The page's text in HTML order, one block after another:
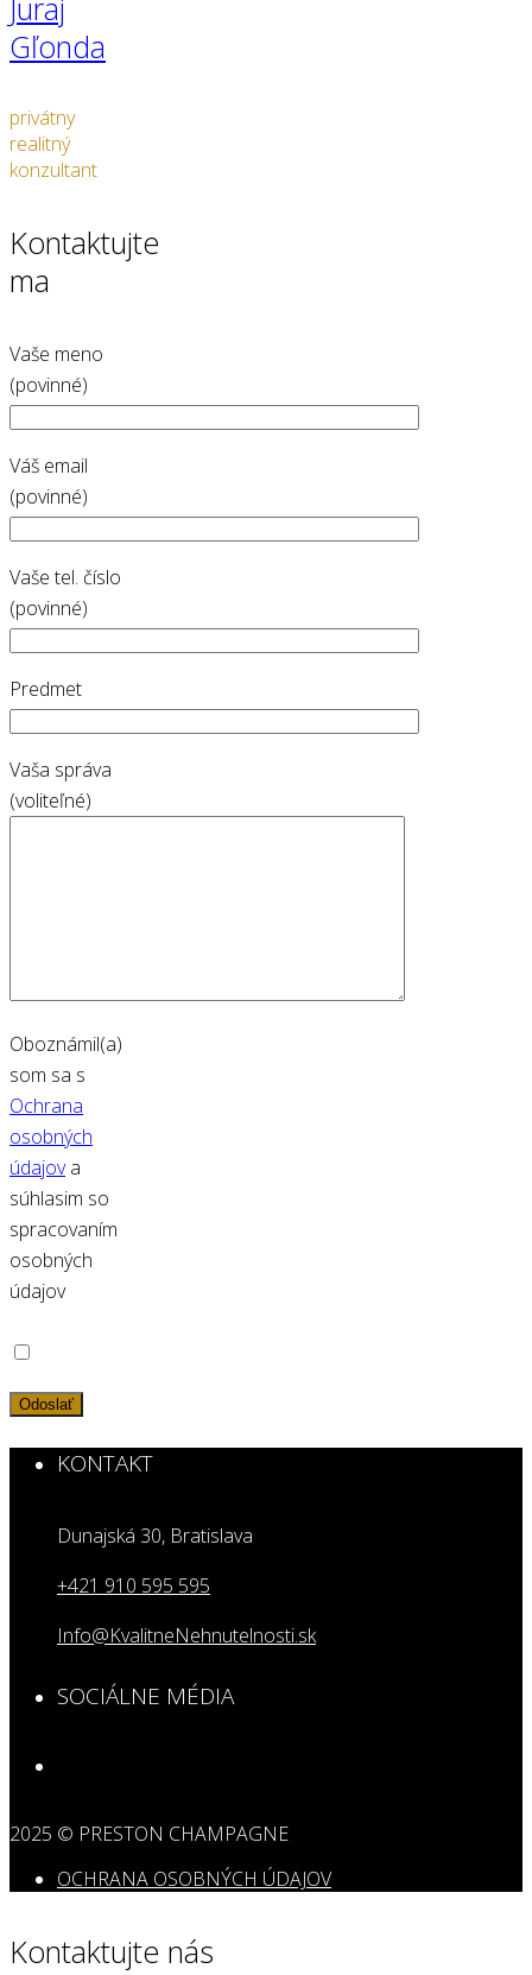
Juraj
Gľonda
privátny
realitný
konzultant
Kontaktujte
ma
Vaše meno
(povinné)
Váš email
(povinné)
Vaše tel. číslo
(povinné)
Predmet
Vaša správa
(voliteľné)
Oboznámil(a)
som sa s
Ochrana
osobných
údajova
súhlasim so
spracovaním
osobných
údajov
KONTAKT
Dunajská 30, Bratislava
+421 910 595 595
Info@KvalitneNehnutelnosti.sk
SOCIÁLNE MÉDIA
2025 © PRESTON CHAMPAGNE
OCHRANA OSOBNÝCH ÚDAJOV
Kontaktujte nás